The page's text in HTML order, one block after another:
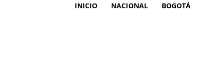
INICIO NACIONAL BOGOTÁ